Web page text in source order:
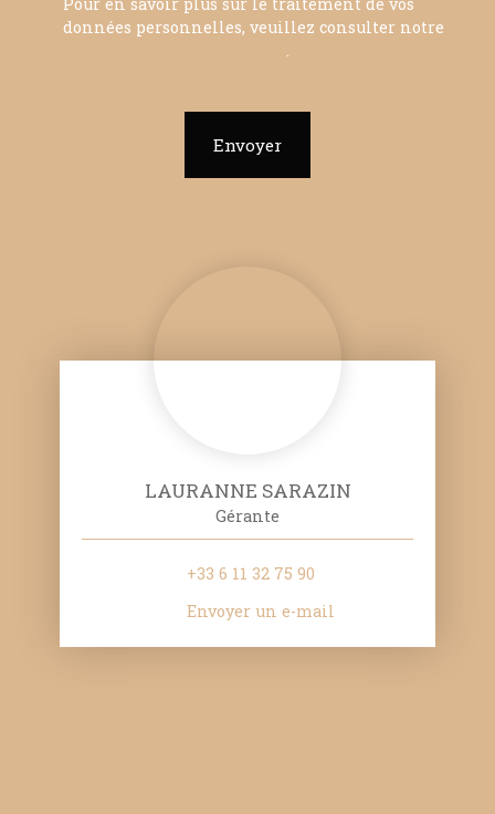
données personnelles, veuillez consulter notre
.
Envoyer
LAURANNE SARAZIN
Gérante
+33 6 11 32 75 90
Envoyer un e-mail